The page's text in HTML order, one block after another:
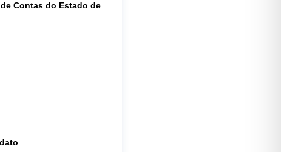
Contas do Estado de